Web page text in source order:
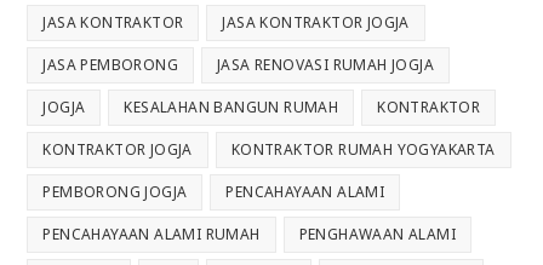
JASA KONTRAKTOR JASA KONTRAKTOR JOGJA
JASA PEMBORONG JASA RENOVASI RUMAH JOGJA
JOGJA KESALAHAN BANGUN RUMAH KONTRAKTOR
KONTRAKTOR JOGJA KONTRAKTOR RUMAH YOGYAKARTA
PEMBORONG JOGJA PENCAHAYAAN ALAMI
PENCAHAYAAN ALAMI RUMAH PENGHAWAAN ALAMI